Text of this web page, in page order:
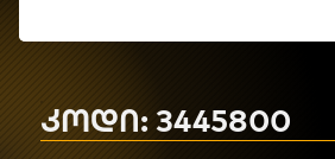
კოდი: 3445800